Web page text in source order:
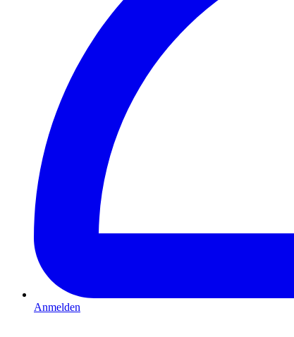
Anmelden